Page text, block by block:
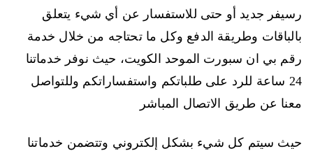
رسيفر جديد أو حتى للاستفسار عن أي شيء يتعلق
بالباقات وطريقة الدفع وكل ما تحتاجه من خلال خدمة
رقم بي ان سبورت الموحد الكويت، حيث نوفر خدماتنا
24 ساعة للرد على طلباتكم واستفساراتكم وللتواصل
معنا عن طريق الاتصال المباشر
حيث سيتم كل شيء بشكل إلكتروني وتتضمن خدماتنا